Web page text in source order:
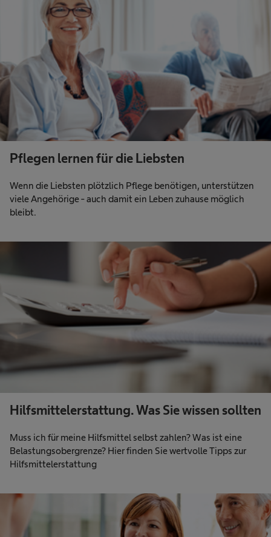
Pflegen lernen für die Liebsten
Wenn die Liebsten plötzlich Pflege benötigen, unterstützen
viele Angehörige - auch damit ein Leben zuhause möglich
bleibt.
Hilfsmittelerstattung. Was Sie wissen sollten
Muss ich für meine Hilfsmittel selbst zahlen? Was ist eine
Belastungsobergrenze? Hier finden Sie wertvolle Tipps zur
Hilfsmittelerstattung